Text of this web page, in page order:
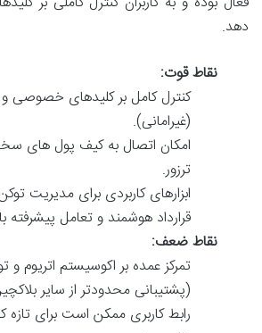
دهد.
نقاط قوت:
کنترل کامل بر کلیدهای خصوصی و
(غیرامانی).
امکان اتصال به کیف پول های
ترزور.
قرارداد هوشمند و تعامل پیشرفته
نقاط ضعف:
(پشتیبانی محدودتر از سایر
رابط کاربری ممکن است برای تازه